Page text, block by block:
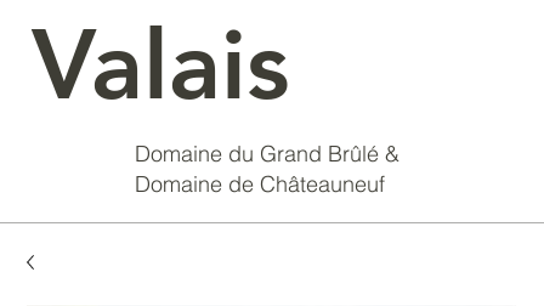
Valais
Domaine du Grand Brûlé &
Domaine de Châteauneuf